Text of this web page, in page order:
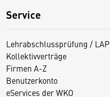
Service
Lehrabschlussprüfung / LAP
Kollektivverträge
Firmen A-Z
Benutzerkonto
eServices der WKO